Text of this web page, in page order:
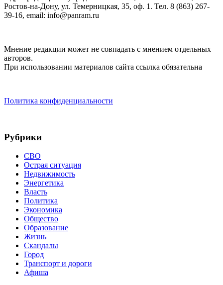
Ростов-на-Дону, ул. Темерницкая, 35, оф. 1. Тел. 8 (863) 267-
39-16, email: info@panram.ru
Мнение редакции может не совпадать с мнением отдельных
авторов.
При использовании материалов сайта ссылка обязательна
Политика конфиденциальности
Рубрики
СВО
Острая ситуация
Недвижимость
Энергетика
Власть
Политика
Экономика
Общество
Образование
Жизнь
Скандалы
Город
Транспорт и дороги
Афиша